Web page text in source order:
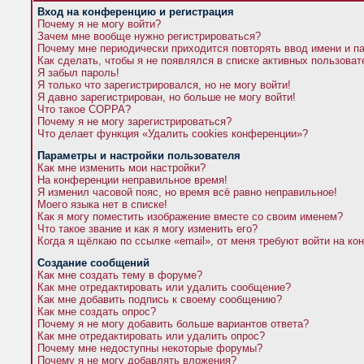
Вход на конференцию и регистрация
Почему я не могу войти?
Зачем мне вообще нужно регистрироваться?
Почему мне периодически приходится повторять ввод имени и
Как сделать, чтобы я не появлялся в списке активных
Я забыл пароль!
Я только что зарегистрировался, но не могу войти!
Я давно зарегистрирован, но больше не могу войти!
Что такое COPPA?
Почему я не могу зарегистрироваться?
Что делает функция «Удалить cookies конференции»?
Параметры и настройки пользователя
Как мне изменить мои настройки?
На конференции неправильное время!
Я изменил часовой пояс, но время всё равно неправильное!
Моего языка нет в списке!
Как я могу поместить изображение вместе со своим именем?
Что такое звание и как я могу изменить его?
Когда я щёлкаю по ссылке «email», от меня требуют войти на
Создание сообщений
Как мне создать тему в форуме?
Как мне отредактировать или удалить сообщение?
Как мне добавить подпись к своему сообщению?
Как мне создать опрос?
Почему я не могу добавить больше вариантов ответа?
Как мне отредактировать или удалить опрос?
Почему мне недоступны некоторые форумы?
Почему я не могу добавлять вложения?